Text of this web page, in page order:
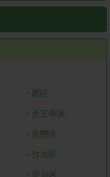
・ 西区
・ 天王寺区
・ 生野区
・ 住吉区
・ 淀川区